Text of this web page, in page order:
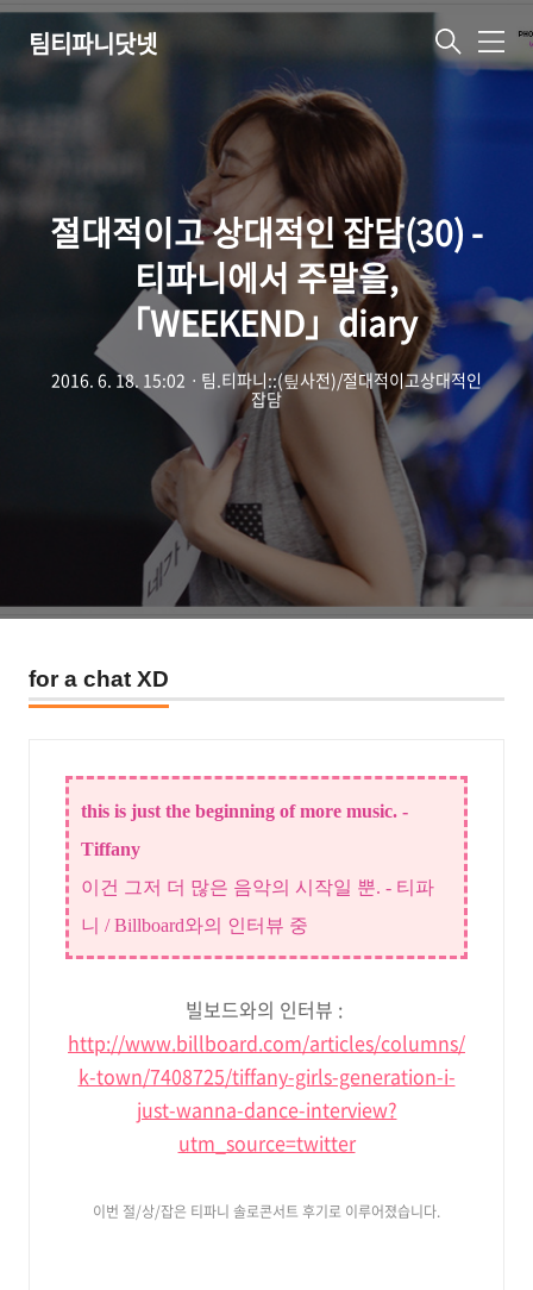
팀티파니닷넷 메
뉴
절대적이고 상대적인 잡담(30) -
티파니에서 주말을,
「WEEKEND」diary
2016. 6. 18. 15:02 ㆍ 팀.티파니::(팊사전)/절대적이고상대적인
잡담
for a chat XD
this is just the beginning of more music. -
Tiffany
이건 그저 더 많은 음악의 시작일 뿐. - 티파
니 / Billboard와의 인터뷰 중
빌보드와의 인터뷰 :
http://www.billboard.com/articles/columns/
k-town/7408725/tiffany-girls-generation-i-
just-wanna-dance-interview?
utm_source=twitter
이번 절/상/잡은 티파니 솔로콘서트 후기로 이루어졌습니다.